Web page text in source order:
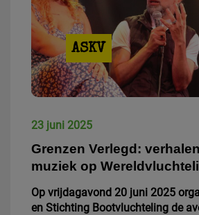
ASKV
23 juni 2025
Grenzen Verlegd:
muziek op
Op vrijdagavond 20 juni 2025
en Stichting Bootvluchteling de